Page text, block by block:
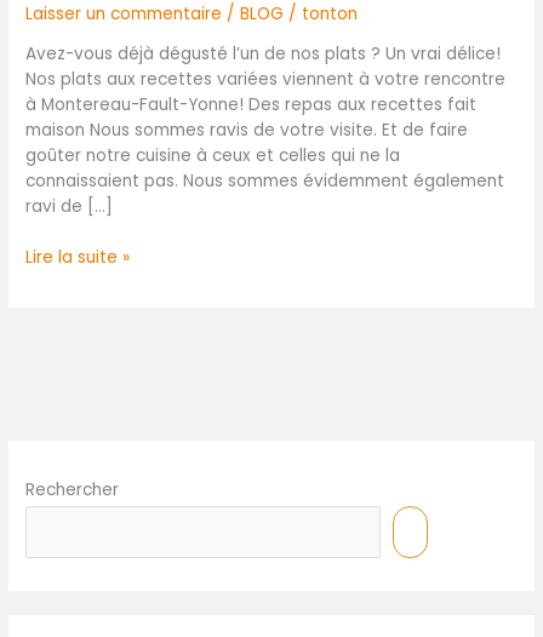
Laisser un commentaire /BLOG / tonton
Avez-vous déjà dégusté l’un de nos plats ? Un vrai délice!
Nos plats aux recettes variées viennent à votre rencontre
à Montereau-Fault-Yonne! Des repas aux recettes fait
maison Nous sommes ravis de votre visite. Et de faire
goûter notre cuisine à ceux et celles qui ne la
connaissaient pas. Nous sommes évidemment également
ravi de […]
l’un
de
nos
plats
?
Lire la suite »
Rechercher